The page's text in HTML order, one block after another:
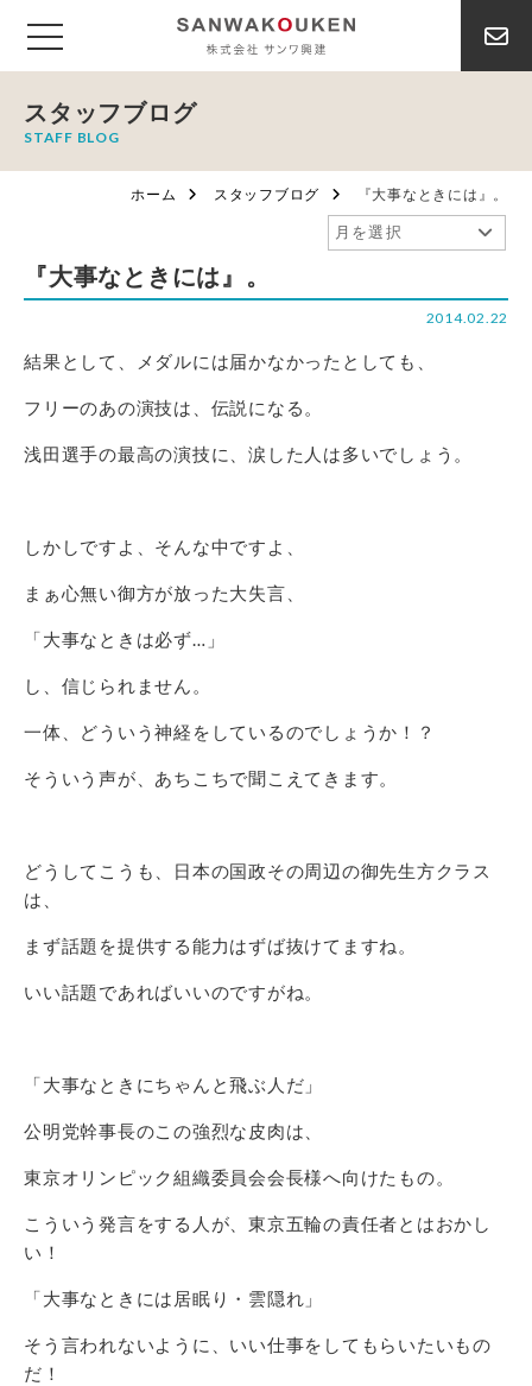
スタッフブログ
STAFF BLOG
ホーム スタッフブログ 『大事なときには』。
『大事なときには』。
2014.02.22
結果として、メダルには届かなかったとしても、
フリーのあの演技は、伝説になる。
浅田選手の最高の演技に、涙した人は多いでしょう。
しかしですよ、そんな中ですよ、
まぁ心無い御方が放った大失言、
「大事なときは必ず…」
し、信じられません。
一体、どういう神経をしているのでしょうか！？
そういう声が、あちこちで聞こえてきます。
どうしてこうも、日本の国政その周辺の御先生方クラス
は、
まず話題を提供する能力はずば抜けてますね。
いい話題であればいいのですがね。
「大事なときにちゃんと飛ぶ人だ」
公明党幹事長のこの強烈な皮肉は、
東京オリンピック組織委員会会長様へ向けたもの。
こういう発言をする人が、東京五輪の責任者とはおかし
い！
「大事なときには居眠り・雲隠れ」
そう言われないように、いい仕事をしてもらいたいもの
だ！